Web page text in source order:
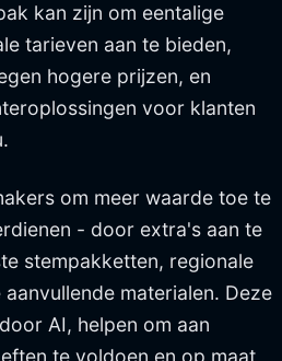
kan zijn om eentalige
tarieven aan te bieden,
hogere prijzen, en
voor klanten
om meer waarde toe te
- door extra's aan te
stempakketten, regionale
materialen. Deze
AI, helpen om aan
te voldoen en op maat